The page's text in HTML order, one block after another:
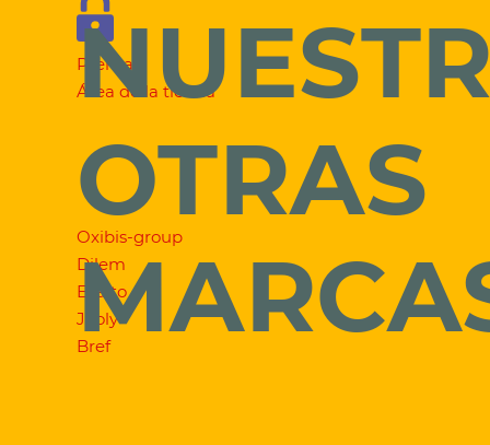
Prensa
Área de la tienda
OTRAS
Oxibis-group
Dilem
Exalto
Jooly
Bref